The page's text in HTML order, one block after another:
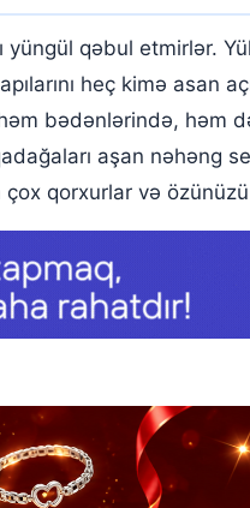
qəbul etmirlər.
heç kimə asan
bədənlərində, həm
aşan
qorxurlar və